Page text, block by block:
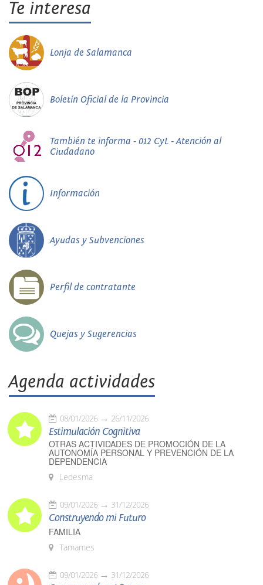
Te interesa
Lonja de Salamanca
Boletín Oficial de la Provincia
También te informa - 012 CyL - Atención al
Ciudadano
Información
Ayudas y Subvenciones
Perfil de contratante
Quejas y Sugerencias
Agenda actividades
08/01/2026 26/11/2026
Estimulación Cognitiva
OTRAS ACTIVIDADES DE PROMOCIÓN DE LA
AUTONOMÍA PERSONAL Y PREVENCIÓN DE LA
DEPENDENCIA
Ledesma
09/01/2026 31/12/2026
Construyendo mi Futuro
FAMILIA
Tamames
09/01/2026 31/12/2026